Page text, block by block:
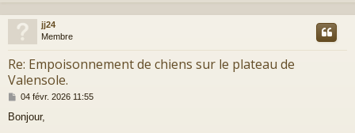
u
jj24
Membre
Re: Empoisonnement de chiens sur le plateau de
Valensole.
M
s
04 févr. 2026 11:55
Bonjour,